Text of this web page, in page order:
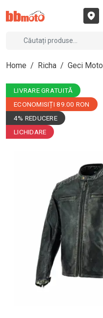
Home / Richa / Geci Moto
LIVRARE GRATUITĂ
ECONOMISIȚI 89.00 RON
4% REDUCERE
LICHIDARE